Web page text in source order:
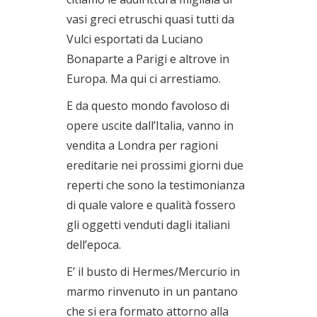
vasi greci etruschi quasi tutti da
Vulci esportati da Luciano
Bonaparte a Parigi e altrove in
Europa. Ma qui ci arrestiamo.
E da questo mondo favoloso di
opere uscite dall’Italia, vanno in
vendita a Londra per ragioni
ereditarie nei prossimi giorni due
reperti che sono la testimonianza
di quale valore e qualità fossero
gli oggetti venduti dagli italiani
dell’epoca.
E’ il busto di Hermes/Mercurio in
marmo rinvenuto in un pantano
che si era formato attorno alla